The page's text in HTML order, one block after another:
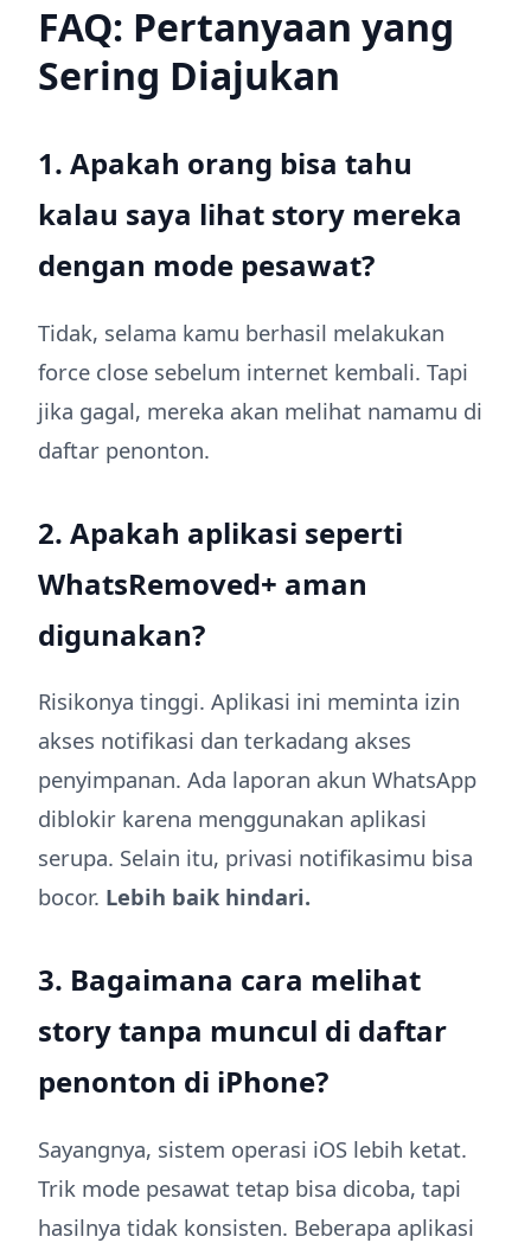
FAQ: Pertanyaan yang
Sering Diajukan
1. Apakah orang bisa tahu
kalau saya lihat story mereka
dengan mode pesawat?
Tidak, selama kamu berhasil melakukan
force close sebelum internet kembali. Tapi
jika gagal, mereka akan melihat namamu di
daftar penonton.
2. Apakah aplikasi seperti
WhatsRemoved+ aman
digunakan?
Risikonya tinggi. Aplikasi ini meminta izin
akses notifikasi dan terkadang akses
penyimpanan. Ada laporan akun WhatsApp
diblokir karena menggunakan aplikasi
serupa. Selain itu, privasi notifikasimu bisa
bocor. Lebih baik hindari.
3. Bagaimana cara melihat
story tanpa muncul di daftar
penonton di iPhone?
Sayangnya, sistem operasi iOS lebih ketat.
Trik mode pesawat tetap bisa dicoba, tapi
hasilnya tidak konsisten. Beberapa aplikasi